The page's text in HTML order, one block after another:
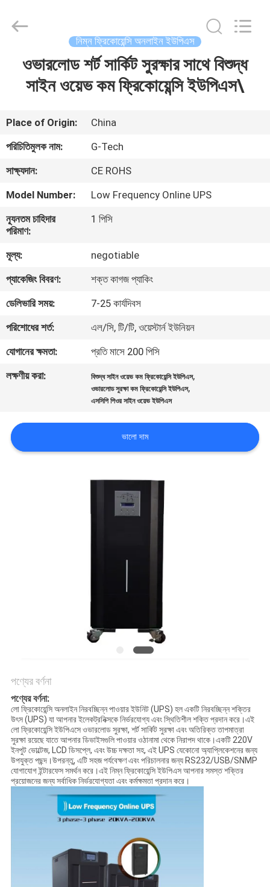
বাড়ি
আমাদের
সম্বন্ধে
কারখানা
পরিদর্শন
গুণমান
নিয়ন্ত্রণ
আমাদের
সাথে
যোগাযোগ
একটি
POWER
GROUP.
নিম্ন ফ্রিকোয়েন্সি অনলাইন ইউপিএস
ওভারলোড শর্ট সার্কিট সুরক্ষার সাথে বিশুদ্ধ
সাইন ওয়েভ কম ফ্রিকোয়েন্সি ইউপিএস\
Place of Origin:
China
পরিচিতিমুলক নাম:
G-Tech
সাক্ষ্যদান:
CE ROHS
Model Number:
Low Frequency Online UPS
ন্যূনতম চাহিদার
পরিমাণ:
1 পিসি
মূল্য:
negotiable
প্যাকেজিং বিবরণ:
শক্ত কাগজ প্যাকিং
ডেলিভারি সময়:
7-25 কার্যদিবস
পরিশোধের শর্ত:
এল/সি, টি/টি, ওয়েস্টার্ন ইউনিয়ন
যোগানের ক্ষমতা:
প্রতি মাসে 200 পিসি
লক্ষণীয় করা:
বিশুদ্ধ সাইন ওয়েভ কম ফ্রিকোয়েন্সি ইউপিএস,
ওভারলোড সুরক্ষা কম ফ্রিকোয়েন্সি ইউপিএস,
এসসিপি পিওর সাইন ওয়েভ ইউপিএস
ভালো দাম
পণ্যের বর্ণনা
পণ্যের বর্ণনা:
লো ফ্রিকোয়েন্সি অনলাইন নিরবচ্ছিন্ন পাওয়ার ইউনিট (UPS) হল একটি নিরবচ্ছিন্ন শক্তির
উৎস (UPS) যা আপনার ইলেকট্রনিক্সকে নির্ভরযোগ্য এবং স্থিতিশীল শক্তি প্রদান করে।এই
লো ফ্রিকোয়েন্সি ইউপিএসে ওভারলোড সুরক্ষা, শর্ট সার্কিট সুরক্ষা এবং অতিরিক্ত তাপমাত্রা
সুরক্ষা রয়েছে যাতে আপনার ডিভাইসগুলি পাওয়ার ওঠানামা থেকে নিরাপদ থাকে।একটি 220V
ইনপুট ভোল্টেজ, LCD ডিসপ্লে, এবং উচ্চ দক্ষতা সহ, এই UPS যেকোনো অ্যাপ্লিকেশনের জন্য
উপযুক্ত পছন্দ।উপরন্তু, এটি সহজ পর্যবেক্ষণ এবং পরিচালনার জন্য RS232/USB/SNMP
যোগাযোগ ইন্টারফেস সমর্থন করে।এই নিম্ন ফ্রিকোয়েন্সি ইউপিএস আপনার সমস্ত শক্তির
প্রয়োজনের জন্য সর্বাধিক নির্ভরযোগ্যতা এবং কর্মক্ষমতা প্রদান করে।